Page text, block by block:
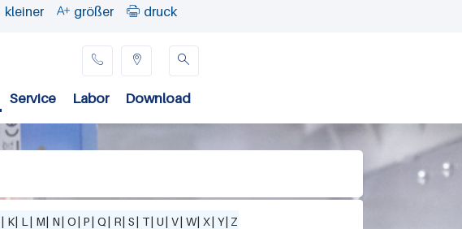
kleiner  größer  druck

Service Labor Download
 
| K| L | M| N| O| P| Q| R| S| T| U| V| W| X| Y| Z